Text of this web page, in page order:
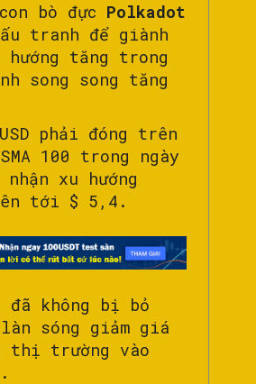
bò đực Polkadot
tranh để giành
tăng trong
song song tăng
phải đóng trên
100 trong ngày
nhận xu hướng
tới $ 5,4.
đã không bị bỏ
sóng giảm giá
thị trường vào